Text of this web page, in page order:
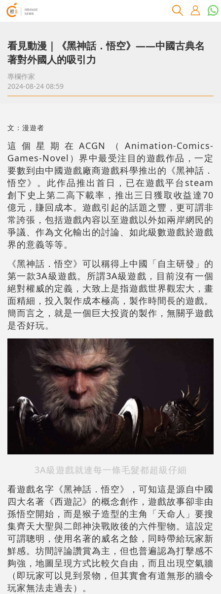
看見動漫｜《黑神話．悟空》——中國古典名
著對外國人的吸引力
專欄作家
2024-08-24 08:59
文：漫遊者
這個星期在ACGN（Animation-Comics-
Games-Novel）界中最受注目的遊戲作品，一定
要數到由中國遊戲廠商遊戲科學推出的《黑神話．
悟空》。此作品推出首日，已在遊戲平台steam
創下史上第二高下載率，推出三日獲取收益達70
億元，賺回成本。遊戲引起的話題之豐，更可謂非
常誇張，包括遊戲內容以至遊戲以外如兩岸網民的
爭議、作為文化輸出的討論、如此級數遊戲於遊戲
界的意義等等。
《黑神話．悟空》可以稱得上中國「自主研發」的
第一款3A級遊戲。所謂3A級遊戲，目前沒有一個
絕對權威的定義，大致上是指遊戲世界觀宏大，畫
面精細，投入製作成本極高，製作時間長的遊戲。
簡而言之，就是一個巨大投資的製作，無關乎遊戲
是否好玩。
3A級遊戲就連每一條毛髮都超級仔細
看遊戲名字《黑神話．悟空》，可知這是源自中國
四大名著《西遊記》的概念創作，遊戲故事卻非由
孫悟空開始，而是猴子造型的主角「天命人」要搜
集齊天大聖與二郎神決戰敗後的六件聖物。這設定
可謂聰明，使用名著的威名之餘，同時帶給玩家新
鮮感。坊間評論讚賞為主，但也普遍認為打擊感不
夠強，地圖呈現方式比較欠自由，而且出現空氣牆
（即玩家可以見到景物，但其實會有道無形的牆令
玩家無法走過去）。